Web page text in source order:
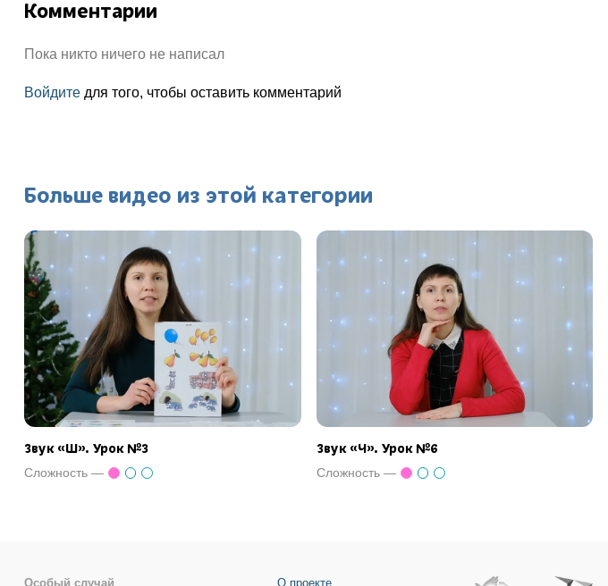
Комментарии
Пока никто ничего не написал
Войдитедля того, чтобы оставить комментарий
Больше видео из этой категории
Звук «Ш». Урок №3
Сложность —
Звук «Ч». Урок №6
Сложность —
Особый случай О проекте